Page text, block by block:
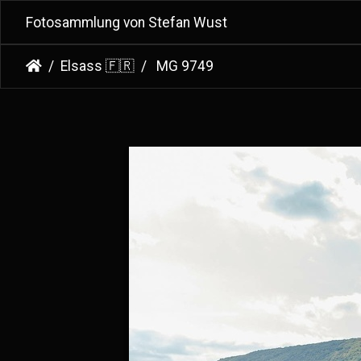
Fotosammlung von Stefan Wust
Elsass 🇫🇷 MG 9749